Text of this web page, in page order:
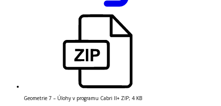
Geometrie 7 – Úlohy v programu Cabri II+ ZIP; 4 KB